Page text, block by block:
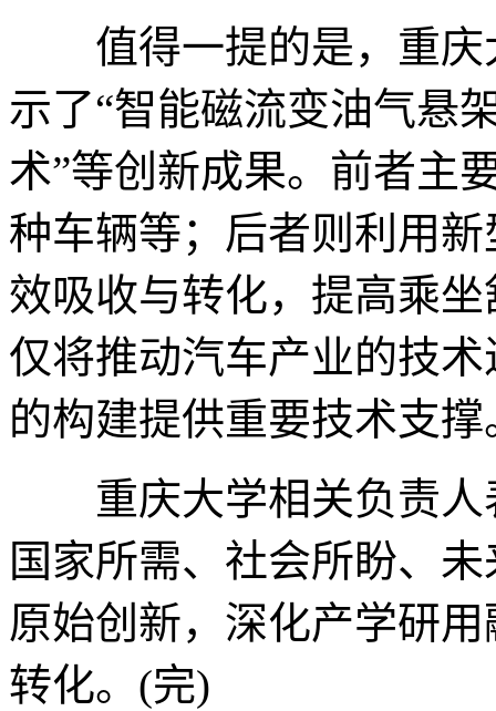
值得一提的是，重庆
示了“智能磁流变油气悬
术”等创新成果。前者主
种车辆等；后者则利用
效吸收与转化，提高乘
仅将推动汽车产业的技
的构建提供重要技术支撑
重庆大学相关负责人
国家所需、社会所盼、
原始创新，深化产学研
转化。(完)